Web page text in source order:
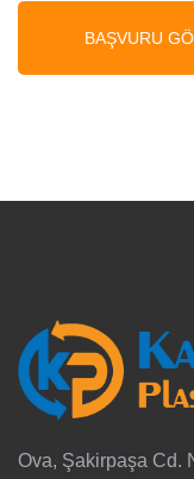
BAŞVURU
Ova, Şakirpaşa Cd.